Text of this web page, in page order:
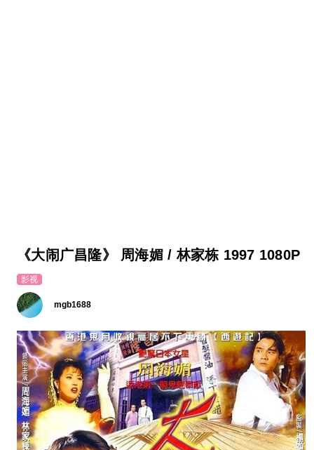
《大闹广昌隆》 周海媚 / 林家栋 1997 1080P
影视
mgb1688